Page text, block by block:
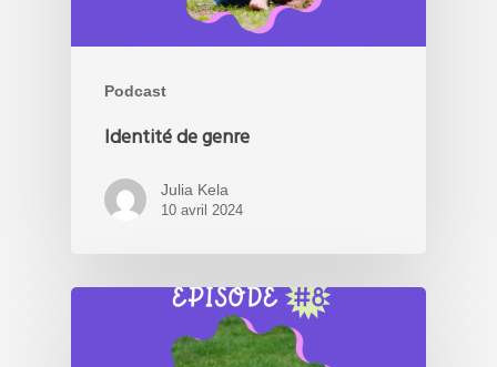
Podcast
Identité de genre
Julia Kela
10 avril 2024